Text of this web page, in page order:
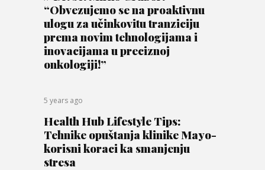
“Obvezujemo se na proaktivnu
ulogu za učinkovitu tranziciju
prema novim tehnologijama i
inovacijama u preciznoj
onkologiji!”
5 years ago
Health Hub Lifestyle Tips:
Tehnike opuštanja klinike Mayo-
korisni koraci ka smanjenju
stresa